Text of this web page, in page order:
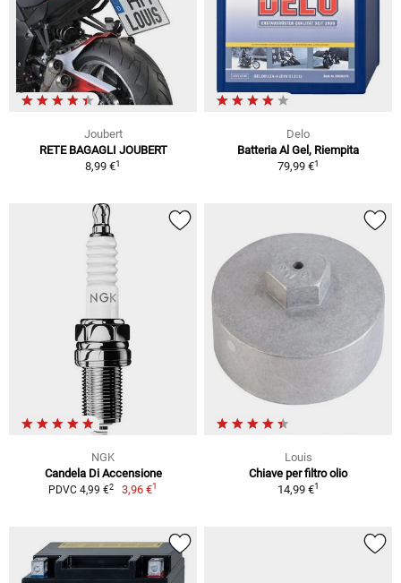
Joubert
RETE BAGAGLI JOUBERT
8,99 €1
Delo
Batteria Al Gel, Riempita
79,99 €1
NGK
Candela Di Accensione
PDVC 4,99 €2 3,96 €1
Louis
Chiave per filtro olio
14,99 €1